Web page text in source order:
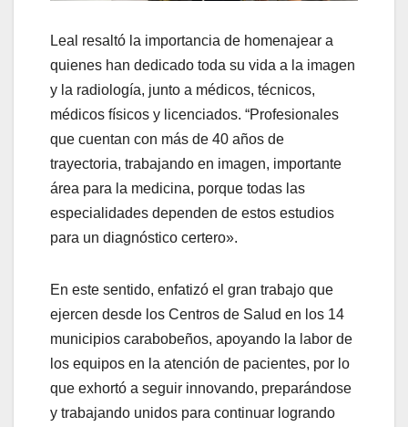
Leal resaltó la importancia de homenajear a
quienes han dedicado toda su vida a la imagen
y la radiología, junto a médicos, técnicos,
médicos físicos y licenciados. “Profesionales
que cuentan con más de 40 años de
trayectoria, trabajando en imagen, importante
área para la medicina, porque todas las
especialidades dependen de estos estudios
para un diagnóstico certero».
En este sentido, enfatizó el gran trabajo que
ejercen desde los Centros de Salud en los 14
municipios carabobeños, apoyando la labor de
los equipos en la atención de pacientes, por lo
que exhortó a seguir innovando, preparándose
y trabajando unidos para continuar logrando